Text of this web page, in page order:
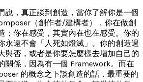
說，真正談到創造，當你了解你是一個
（創作者/建構者），你在做創
；你在感受，其實內在也在感受。你的
永遠不會「人死如燈滅」。你的創造過
與否，或者是你要怎麼樣去增加自己的
關係，因為有一個 Framework。而在
的概念之下談創造的話，最重要的